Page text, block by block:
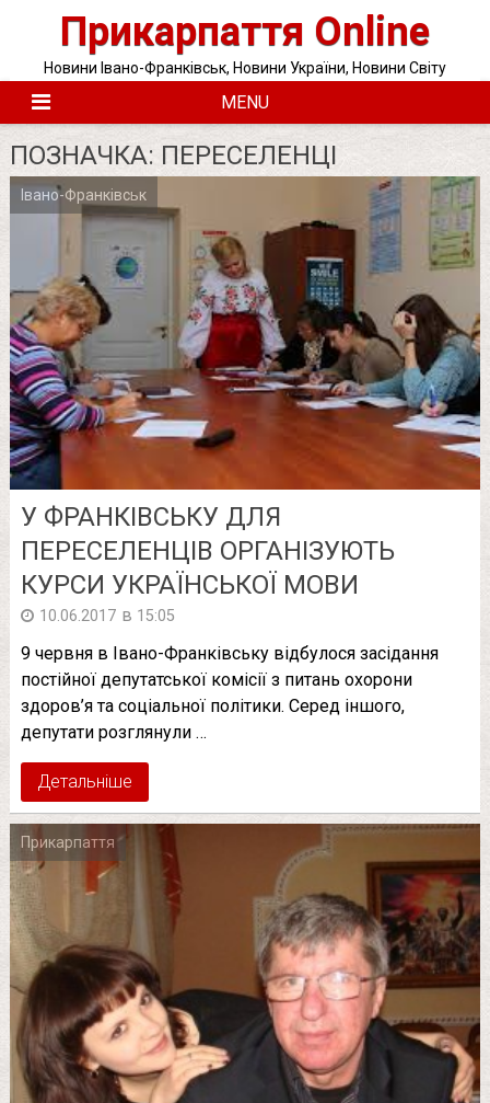
Прикарпаття Online
Новини Івано-Франківськ, Новини України, Новини Світу
MENU
ПОЗНАЧКА: ПЕРЕСЕЛЕНЦІ
Івано-Франківськ
У ФРАНКІВСЬКУ ДЛЯ
ПЕРЕСЕЛЕНЦІВ ОРГАНІЗУЮТЬ
КУРСИ УКРАЇНСЬКОЇ МОВИ
10.06.2017 в 15:05
9 червня в Івано-Франківську відбулося засідання
постійної депутатської комісії з питань охорони
здоров’я та соціальної політики. Серед іншого,
депутати розглянули …
Детальніше
Прикарпаття
Posts
pagination